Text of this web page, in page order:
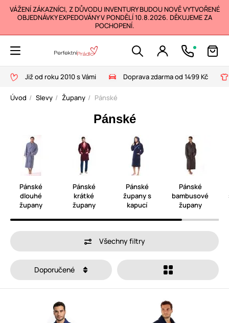
VÁŽENÍ ZÁKAZNÍCI, Z DŮVODU INVENTURY BUDOU NOVĚ VYTVOŘENÉ
OBJEDNÁVKY EXPEDOVÁNY V PONDĚLÍ 10.8.2026. DĚKUJEME ZA
POCHOPENÍ.
Již od roku 2010 s Vámi Doprava zdarma od 1499 Kč
Úvod Slevy Župany Pánské
Pánské
Pánské
dlouhé
župany
Pánské
krátké
župany
Pánské
župany s
kapucí
Pánské
bambusové
župany
Všechny filtry
Doporučené